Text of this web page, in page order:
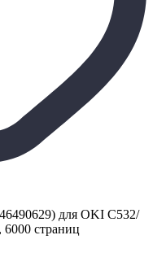
для OKI C532/
страниц